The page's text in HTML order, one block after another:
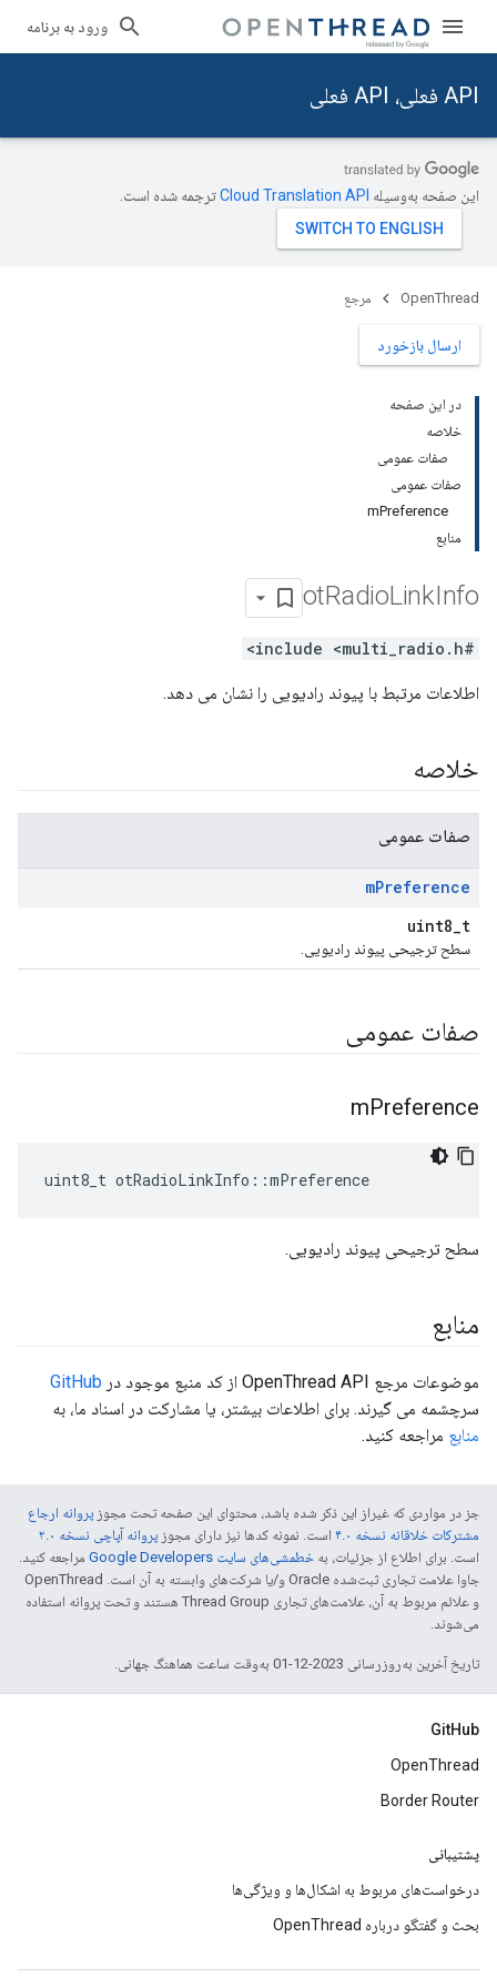
ورود به برنامه
API فعلی، API فعلی
این صفحه به‌وسیله ترجمه شده است.
OpenThread مرجع
ارسال بازخورد
در این صفحه
خلاصه
صفات عمومی
صفات عمومی
mPreference
منابع
otRadioLinkInfo
#include <multi_radio.h>
اطلاعات مرتبط با پیوند رادیویی را نشان می دهد.
خلاصه
صفات عمومی
mPreference
uint8_t
سطح ترجیحی پیوند رادیویی.
صفات عمومی
mPreference
uint8_t otRadioLinkInfo ::mPreference
سطح ترجیحی پیوند رادیویی.
منابع
موضوعات مرجع OpenThread API از کد منبع موجود در
GitHub
سرچشمه می گیرند. برای اطلاعات بیشتر، یا مشارکت در اسناد ما، به
منابع مراجعه کنید.
جز در مواردی که غیراز این ذکر شده باشد، محتوای این صفحه تحت مجوز پروانه ارجاع
مشترکات خلاقانه نسخه ۴.۰
است. نمونه کدها نیز دارای مجوز پروانه آپاچی نسخه ۲.۰
است. برای اطلاع از جزئیات، به خطمشی‌های سایت Google Developers‏
مراجعه کنید.
جاوا علامت تجاری ثبت‌شده Oracle و/یا شرکت‌های وابسته به آن است. ‫OpenThread
و علائم مربوط به آن، علامت‌های تجاری Thread Group هستند و تحت پروانه استفاده
می‌شوند.
تاریخ آخرین به‌روزرسانی 2023-12-01 به‌وقت ساعت هماهنگ جهانی.
GitHub
OpenThread
Border Router
پشتیبانی
درخواست‌های مربوط به اشکال‌ها و ویژگی‌ها
بحث و گفتگو درباره OpenThread